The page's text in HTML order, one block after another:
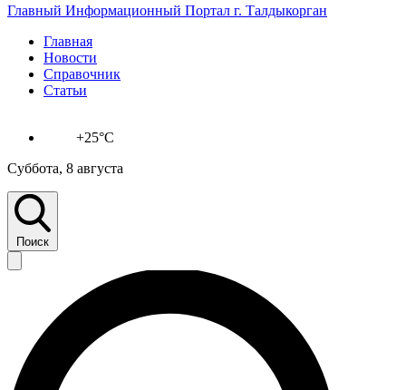
Главный Информационный Портал г. Талдыкорган
Главная
Новости
Справочник
Статьи
+25°C
Суббота, 8 августа
Поиск